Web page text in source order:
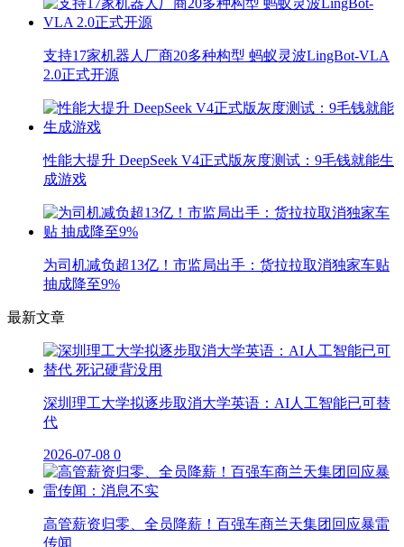
支持17家机器人厂商20多种构型 蚂蚁灵波LingBot-VLA
2.0正式开源
性能大提升 DeepSeek V4正式版灰度测试：9毛钱就能生
成游戏
为司机减负超13亿！市监局出手：货拉拉取消独家车贴
抽成降至9%
最新文章
深圳理工大学拟逐步取消大学英语：AI人工智能已可替
代
2026-07-08 0
高管薪资归零、全员降薪！百强车商兰天集团回应暴雷
传闻